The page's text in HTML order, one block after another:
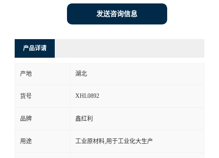
发送咨询信息
产品详请
产地 湖北
货号 XHL0892
品牌 鑫红利
用途 工业原材料,用于工业化大生产